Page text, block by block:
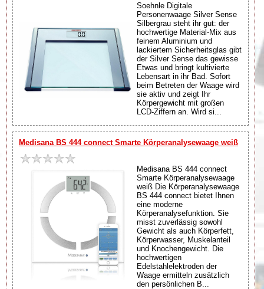
Soehnle Digitale
Personenwaage Silver Sense
Silbergrau steht ihr gut: der
hochwertige Material-Mix aus
feinem Aluminium und
lackiertem Sicherheitsglas gibt
der Silver Sense das gewisse
Etwas und bringt kultivierte
Lebensart in ihr Bad. Sofort
beim Betreten der Waage wird
sie aktiv und zeigt Ihr
Körpergewicht mit großen
LCD-Ziffern an. Wird si...
Medisana BS 444 connect Smarte Körperanalysewaage weiß
Medisana BS 444 connect
Smarte Körperanalysewaage
weiß Die Körperanalysewaage
BS 444 connect bietet Ihnen
eine moderne
Körperanalysefunktion. Sie
misst zuverlässig sowohl
Gewicht als auch Körperfett,
Körperwasser, Muskelanteil
und Knochengewicht. Die
hochwertigen
Edelstahlelektroden der
Waage ermitteln zusätzlich
den persönlichen B...